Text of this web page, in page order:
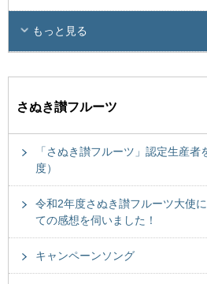
もっと見る
さぬき讃フルーツ
「さぬき讃フルーツ」認定生産
度）
令和2年度さぬき讃フルーツ大使
ての感想を伺いました！
キャンペーンソング